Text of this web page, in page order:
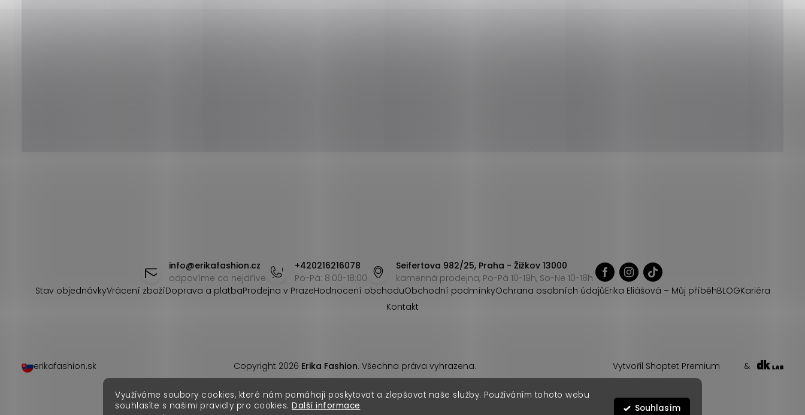
Využíváme soubory cookies, které nám pomáhají poskytovat a zlepšovat naše služby. Používáním tohoto webu
souhlasíte s našimi pravidly pro cookies. Další informace Souhlasím
info@erikafashion.cz
odpovíme co nejdříve
+420216216078
Po-Pá: 8:00-18:00
Seifertova 982/25, Praha - Žižkov 13000
kamenná prodejna, Po-Pá 10-19h, So-Ne 10-18h
Stav objednávkyVrácení zbožíDoprava a platbaProdejna v PrazeHodnocení obchoduObchodní podmínkyOchrana osobních údajůErika Eliášová – Můj příběhBLOGKariéra
Kontakt
Vytvořil Shoptet Premium &
Copyright 2026 Erika Fashion. Všechna práva vyhrazena.
erikafashion.sk